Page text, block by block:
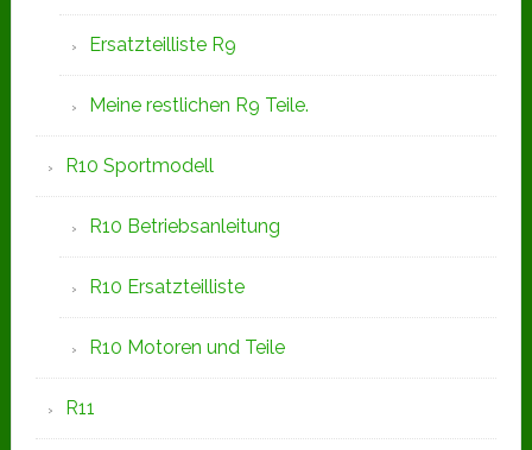
Ersatzteilliste R9
Meine restlichen R9 Teile.
R10 Sportmodell
R10 Betriebsanleitung
R10 Ersatzteilliste
R10 Motoren und Teile
R11